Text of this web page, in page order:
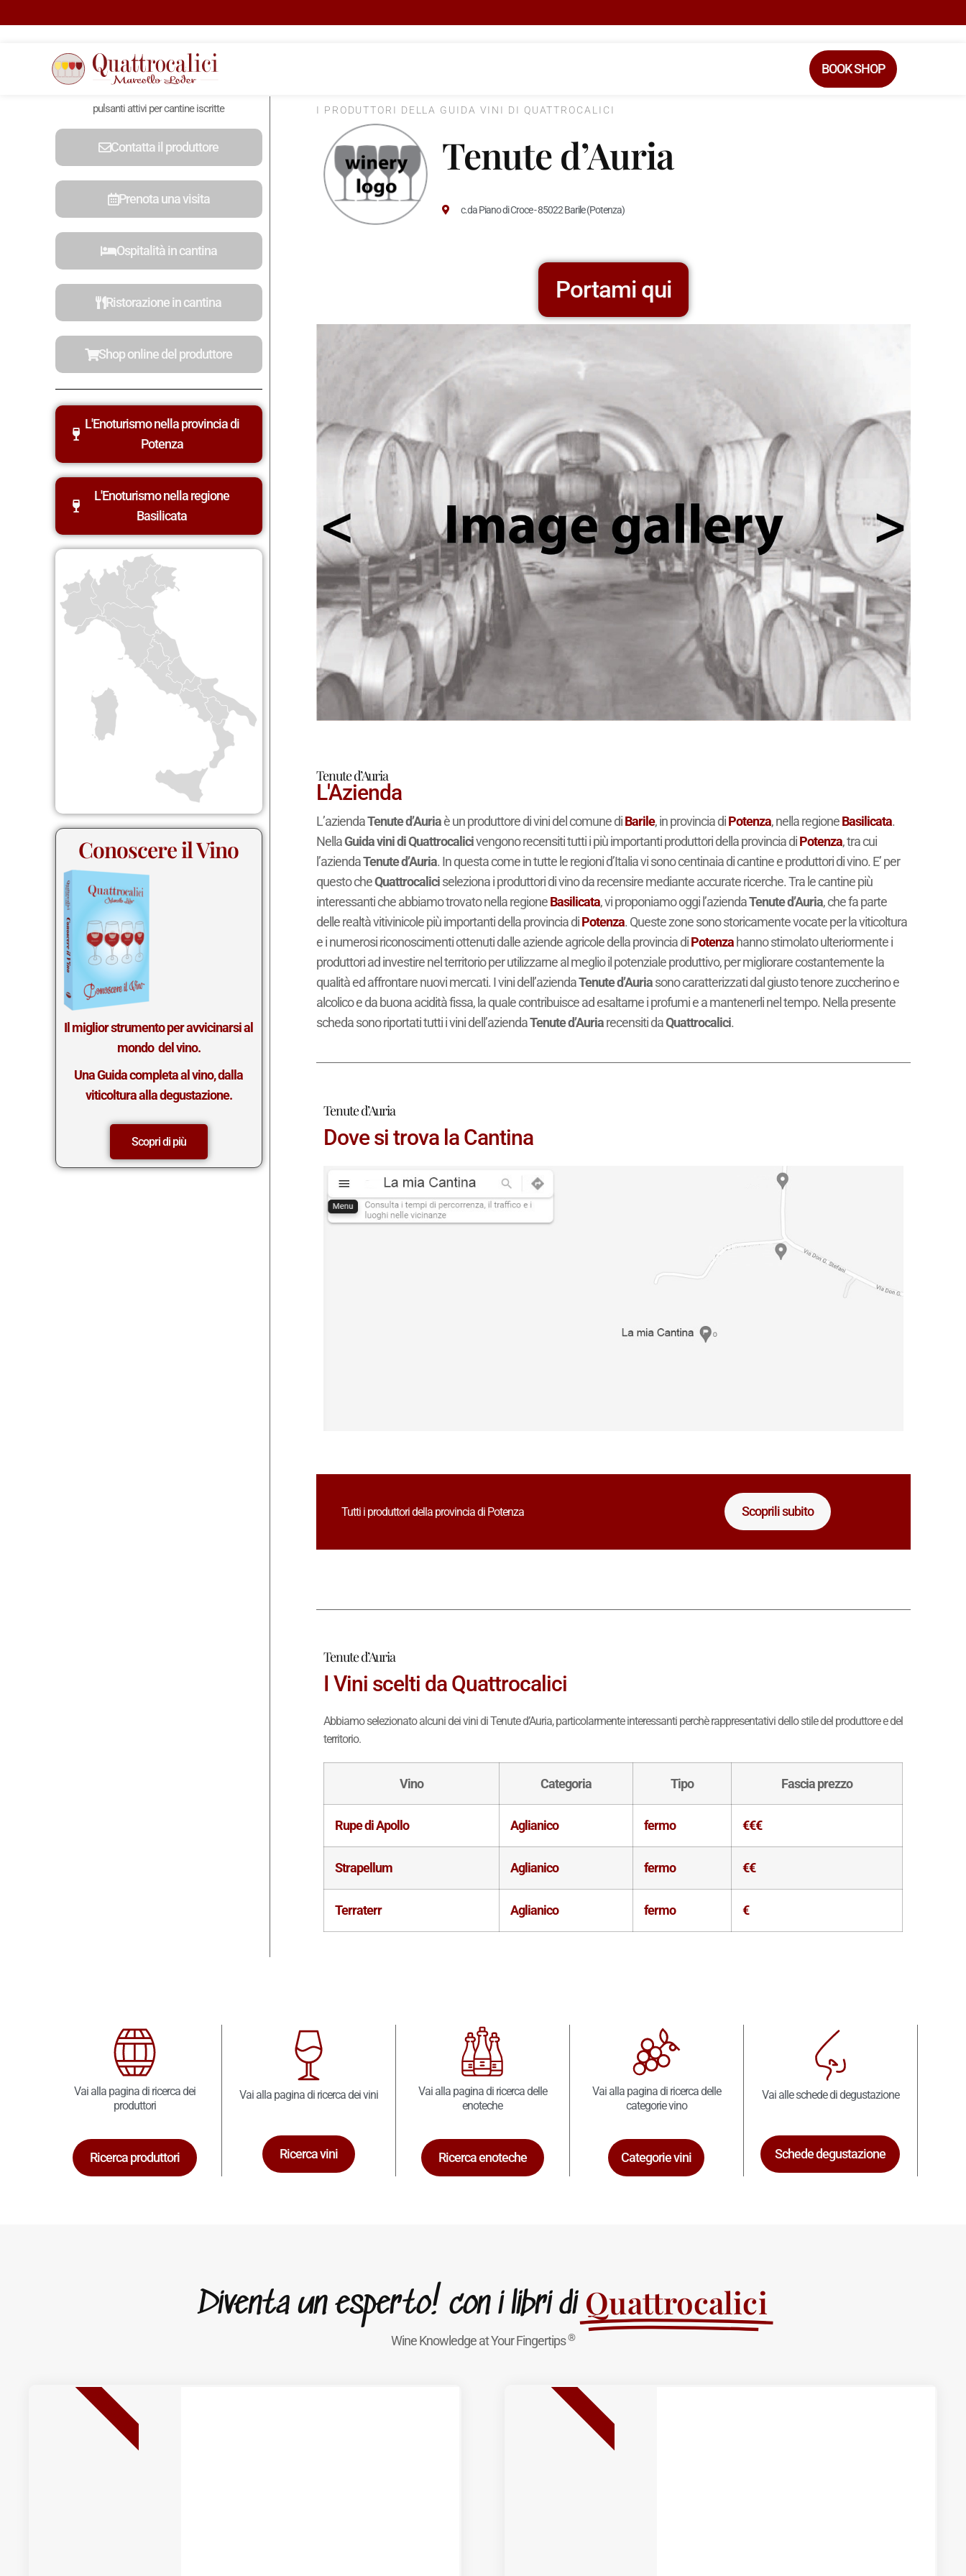
BOOK SHOP
pulsanti attivi per cantine iscritte
Contatta il produttore
Prenota una visita
Ospitalità in cantina
Ristorazione in cantina
Shop online del produttore
L'Enoturismo nella provincia di
Potenza
L'Enoturismo nella regione
Basilicata
Conoscere il Vino
Il miglior strumento per avvicinarsi al
mondo del vino.
Una Guida completa al vino, dalla
viticoltura alla degustazione.
Scopri di più
I PRODUTTORI DELLA GUIDA VINI DI QUATTROCALICI
Tenute d’Auria
c.da Piano di Croce - 85022 Barile (Potenza)
Portami qui
Tenute d’Auria
L'Azienda
L’aziendaTenute d’Auriaè un produttore di vini del comune diBarile, in provincia diPotenza, nella regioneBasilicata.
NellaGuida vini di Quattrocalicivengono recensiti tutti i più importanti produttori della provincia diPotenza, tra cui
l’aziendaTenute d’Auria. In questa come in tutte le regioni d’Italia vi sono centinaia di cantine e produttori di vino. E’ per
questo cheQuattrocaliciseleziona i produttori di vino da recensire mediante accurate ricerche. Tra le cantine più
interessanti che abbiamo trovato nella regioneBasilicata, vi proponiamo oggi l’aziendaTenute d’Auria, che fa parte
delle realtà vitivinicole più importanti della provincia diPotenza. Queste zone sono storicamente vocate per la viticoltura
e i numerosi riconoscimenti ottenuti dalle aziende agricole della provincia diPotenza hanno stimolato ulteriormente i
produttori ad investire nel territorio per utilizzarne al meglio il potenziale produttivo, per migliorare costantemente la
qualità ed affrontare nuovi mercati. I vini dell’aziendaTenute d’Auriasono caratterizzati dal giusto tenore zuccherino e
alcolico e da buona acidità fissa, la quale contribuisce ad esaltarne i profumi e a mantenerli nel tempo. Nella presente
scheda sono riportati tutti i vini dell’aziendaTenute d’Auriarecensiti daQuattrocalici.
Tenute d’Auria
Dove si trova la Cantina
Tutti i produttori della provincia di Potenza Scoprili subito
Tenute d’Auria
I Vini scelti da Quattrocalici
Abbiamo selezionato alcuni dei vini di Tenute d’Auria, particolarmente interessanti perchè rappresentativi dello stile del produttore e del
territorio.
Vino Categoria Tipo Fascia prezzo
Rupe di Apollo Aglianico fermo €€€
Strapellum Aglianico fermo €€
Terraterr Aglianico fermo €
Vai alla pagina di ricerca dei
produttori
Ricerca produttori
Vai alla pagina di ricerca dei vini
Ricerca vini
Vai alla pagina di ricerca delle
enoteche
Ricerca enoteche
Vai alla pagina di ricerca delle
categorie vino
Categorie vini
Vai alle schede di degustazione
Schede degustazione
Diventa un esperto! con i libri di Quattrocalici
Wine Knowledge at Your Fingertips®
NUOVA USCITA BEST SELLER